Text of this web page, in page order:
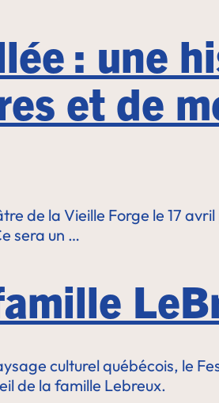
: une
et de
de la Vieille Forge le 17
sera un …
culturel québécois, le
de la famille Lebreux.